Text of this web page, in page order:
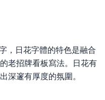
，日花字體的特色是融合
老招牌看板寫法。日花有
深邃有厚度的氛圍。